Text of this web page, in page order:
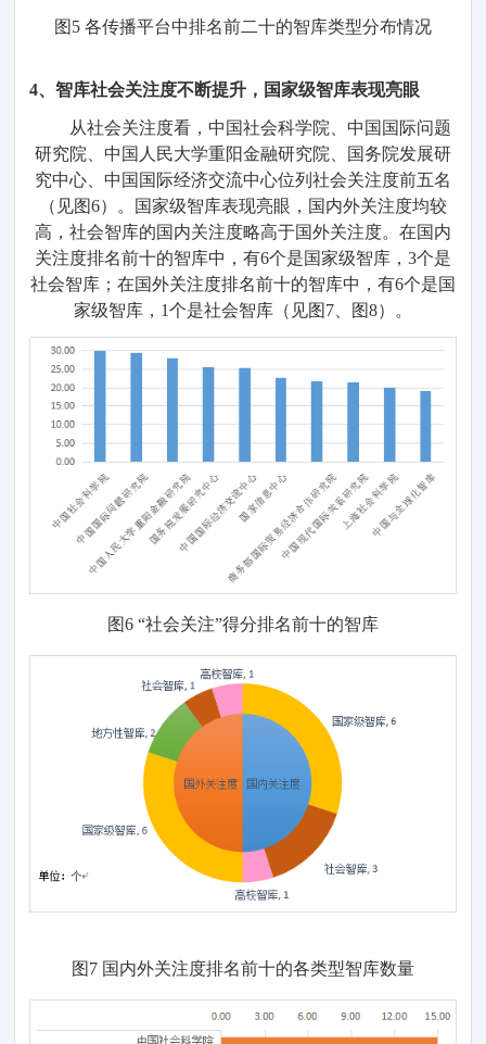
图 5 各传播平台中排名前二十的智库类型分布情况
4、智库社会关注度不断提升 ，国家级智库表现亮眼
从社会关注度看， 中国社会科学院、中国国际问题
研究院、 中国 人民大学重阳金融研究院、国务院发展研
究中心、 中国 国际经济交流中心位列 社会关注度前五名
（见图 6） 。国家级智库表现亮眼，国内外关注度均较
高 ，社会智库的国内关注度略高于国外关注度。在 国内
关注度排名前十的智库中，有6个是国家级智库， 3个是
社会智库；在国外关注度排名前十的智库中，有6个是 国
家级智库， 1个是社会智库 （见图 7、图 8）。
图6 “社会关注”得分排名前十的智库
图 7 国内外关注度排名前十的各类型智库数量